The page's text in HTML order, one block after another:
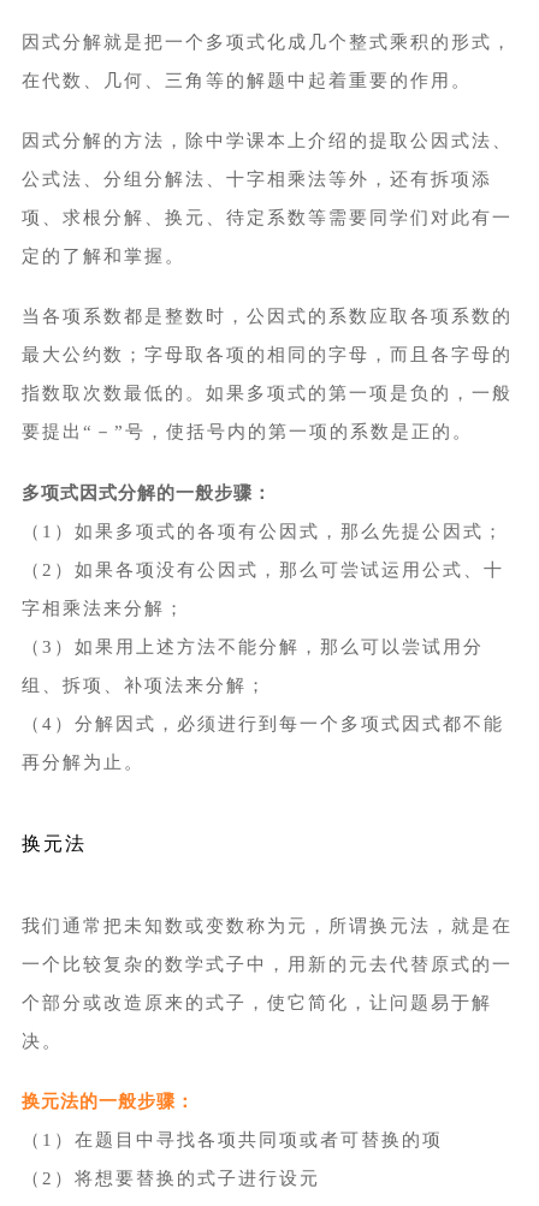
因式分解就是把一个多项式化成几个整式乘积的形式，
在代数、几何、三角等的解题中起着重要的作用。
因式分解的方法，除中学课本上介绍的提取公因式法、
公式法、分组分解法、十字相乘法等外，还有拆项添
项、求根分解、换元、待定系数等需要同学们对此有一
定的了解和掌握。
当各项系数都是整数时，公因式的系数应取各项系数的
最大公约数；字母取各项的相同的字母，而且各字母的
指数取次数最低的。如果多项式的第一项是负的，一般
要提出“－”号，使括号内的第一项的系数是正的。
多项式因式分解的一般步骤：
（1）如果多项式的各项有公因式，那么先提公因式；
（2）如果各项没有公因式，那么可尝试运用公式、十
字相乘法来分解；
（3）如果用上述方法不能分解，那么可以尝试用分
组、拆项、补项法来分解；
（4）分解因式，必须进行到每一个多项式因式都不能
再分解为止。
换元法
我们通常把未知数或变数称为元，所谓换元法，就是在
一个比较复杂的数学式子中，用新的元去代替原式的一
个部分或改造原来的式子，使它简化，让问题易于解
决。
换元法的一般步骤：
（1）在题目中寻找各项共同项或者可替换的项
（2）将想要替换的式子进行设元